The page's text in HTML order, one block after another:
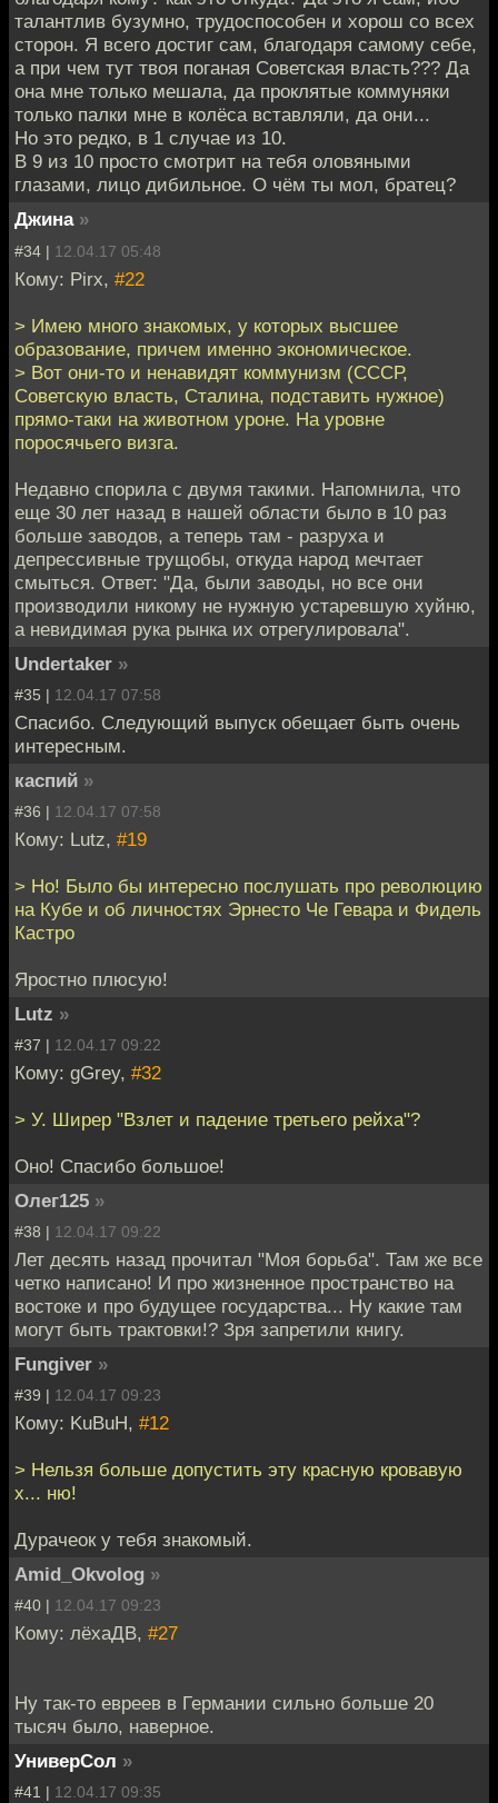
талантлив бузумно, трудоспособен и хорош со всех
сторон. Я всего достиг сам, благодаря самому себе,
а при чем тут твоя поганая Советская власть??? Да
она мне только мешала, да проклятые коммуняки
только палки мне в колёса вставляли, да они...
Но это редко, в 1 случае из 10.
В 9 из 10 просто смотрит на тебя оловяными
глазами, лицо дибильное. О чём ты мол, братец?
Джина »
#34 | 12.04.17 05:48
Кому: Pirx, #22
> Имею много знакомых, у которых высшее
образование, причем именно экономическое.
> Вот они-то и ненавидят коммунизм (СССР,
Советскую власть, Сталина, подставить нужное)
прямо-таки на животном уроне. На уровне
поросячьего визга.
Недавно спорила с двумя такими. Напомнила, что
еще 30 лет назад в нашей области было в 10 раз
больше заводов, а теперь там - разруха и
депрессивные трущобы, откуда народ мечтает
смыться. Ответ: "Да, были заводы, но все они
производили никому не нужную устаревшую хуйню,
а невидимая рука рынка их отрегулировала".
Undertaker »
#35 | 12.04.17 07:58
Спасибо. Следующий выпуск обещает быть очень
интересным.
каспий »
#36 | 12.04.17 07:58
Кому: Lutz, #19
> Но! Было бы интересно послушать про революцию
на Кубе и об личностях Эрнесто Че Гевара и Фидель
Кастро
Яростно плюсую!
Lutz »
#37 | 12.04.17 09:22
Кому: gGrey, #32
> У. Ширер "Взлет и падение третьего рейха"?
Оно! Спасибо большое!
Олег125 »
#38 | 12.04.17 09:22
Лет десять назад прочитал "Моя борьба". Там же все
четко написано! И про жизненное пространство на
востоке и про будущее государства... Ну какие там
могут быть трактовки!? Зря запретили книгу.
Fungiver »
#39 | 12.04.17 09:23
Кому: KuBuH, #12
> Нельзя больше допустить эту красную кровавую
х... ню!
Дурачеок у тебя знакомый.
Amid_Okvolog »
#40 | 12.04.17 09:23
Кому: лёхаДВ, #27
Ну так-то евреев в Германии сильно больше 20
тысяч было, наверное.
УниверСол »
#41 | 12.04.17 09:35